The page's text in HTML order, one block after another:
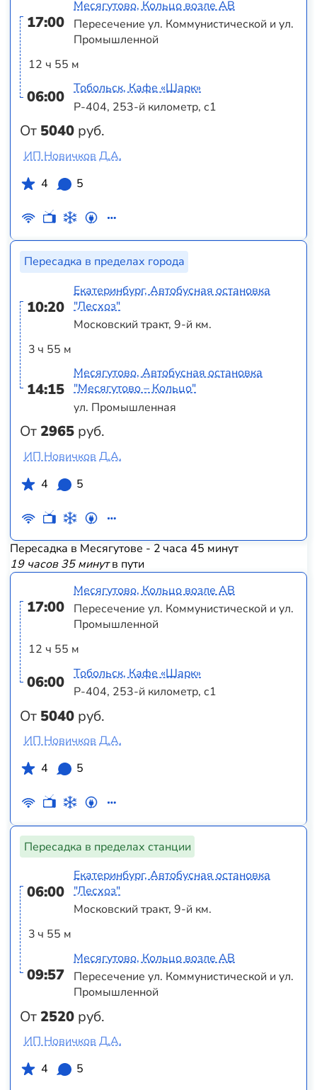
17:00
12 ч 55 м
06:00
От 5040 руб.
Месягутово, Кольцо возле АВ
Пересечение ул. Коммунистической и ул.
Промышленной
Тобольск, Кафе «Шарк»
Р-404, 253-й километр, с1
ИП Новичков Д.А.
4
5
Пересадка в пределах города
10:20
3 ч 55 м
14:15
От2965 руб.
Екатеринбург, Автобусная остановка
"Лесхоз"
Московский тракт, 9-й км.
Месягутово, Автобусная остановка
"Месягутово – Кольцо"
ул. Промышленная
ИП Новичков Д.А.
4
5
Пересадка в Месягутове - 2 часа 45 минут
19 часов 35 минутв пути
17:00
12 ч 55 м
06:00
От 5040 руб.
Месягутово, Кольцо возле АВ
Пересечение ул. Коммунистической и ул.
Промышленной
Тобольск, Кафе «Шарк»
Р-404, 253-й километр, с1
ИП Новичков Д.А.
4
5
Пересадка в пределах станции
06:00
3 ч 55 м
09:57
От2520 руб.
Екатеринбург, Автобусная остановка
"Лесхоз"
Московский тракт, 9-й км.
Месягутово, Кольцо возле АВ
Пересечение ул. Коммунистической и ул.
Промышленной
ИП Новичков Д.А.
4
5